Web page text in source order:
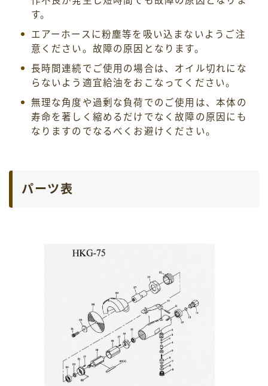
す。
エアーホースに粉塵等を吸い込まないようご注
意ください。故障の原因となります。
長時間連続でご使用の場合は、オイル切れにな
らないよう適宜給油をおこなってください。
無理な角度や過剰な負荷でのご使用は、本体の
寿命を著しく縮めるだけでなく故障の原因にも
なりますのでなるべくお避けください。
パーツ表